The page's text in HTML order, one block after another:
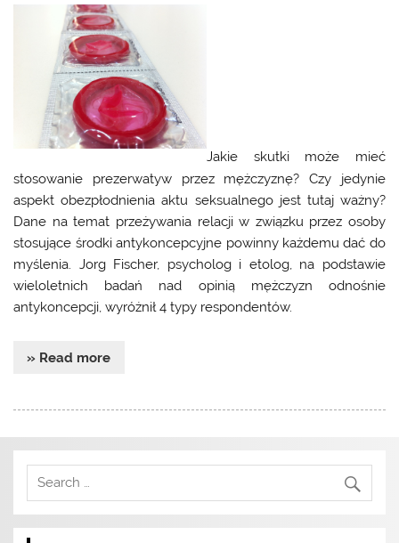
Jakie skutki może mieć
stosowanie prezerwatyw przez mężczyznę? Czy jedynie
aspekt obezpłodnienia aktu seksualnego jest tutaj ważny?
Dane na temat przeżywania relacji w związku przez osoby
stosujące środki antykoncepcyjne powinny każdemu dać do
myślenia. Jorg Fischer, psycholog i etolog, na podstawie
wieloletnich badań nad opinią mężczyzn odnośnie
antykoncepcji, wyróżnił 4 typy respondentów.
» Read more